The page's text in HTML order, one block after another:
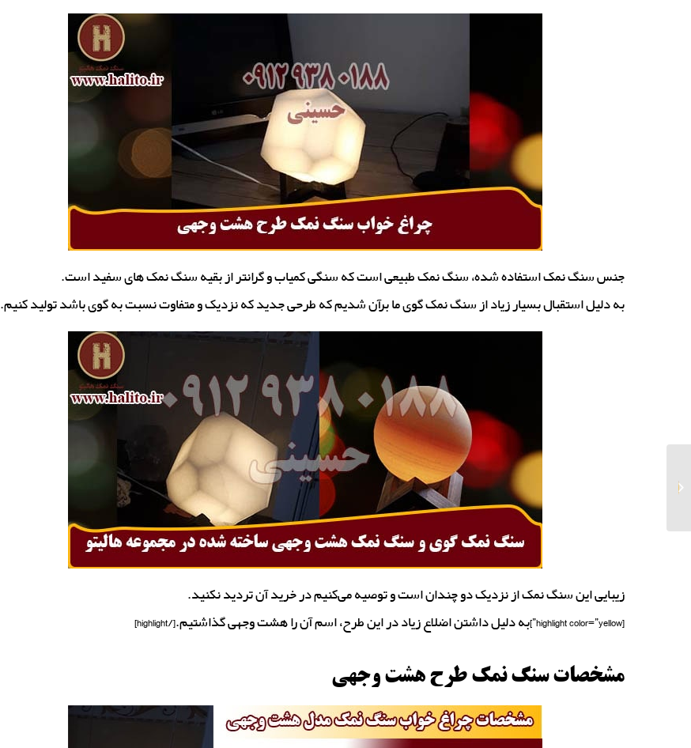
جنس سنگ نمک استفاده شده، سنگ نمک طبیعی است که سنگی کمیاب و گرانتر از بقیه سنگ نمک های سفید است.
به دلیل استقبال بسیار زیاد از سنگ نمک گوی ما برآن شدیم که طرحی جدید که نزدیک و متفاوت نسبت به گوی باشد تولید کنیم.
زیبایی این سنگ نمک از نزدیک دو چندان است و توصیه می‌کنیم در خرید آن تردید نکنید.
[highlight color=”yellow”]به دلیل داشتن اضلاع زیاد در این طرح، اسم آن را هشت وجهی گذاشتیم.[/highlight]
مشخصات سنگ نمک طرح هشت وجهی
فروش انواع نمک طعام
برای صادرات